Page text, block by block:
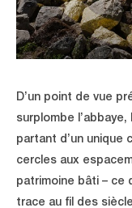
D’un point de vue
surplombe
partant d’un
cercles aux
patrimoine bâti – ce
trace au fil des